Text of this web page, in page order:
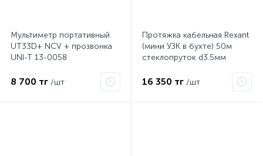
Мультиметр портативный
UT33D+ NCV + прозвонка
UNI-T 13-0058
8 700 тг /шт
Протяжка кабельная Rexant
(мини УЗК в бухте) 50м
стеклопруток d3.5мм
16 350 тг /шт